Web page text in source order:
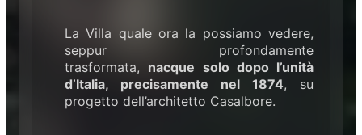
La Villa quale ora la possiamo vedere,
seppur profondamente
trasformata, nacque solo dopo l’unità
d’Italia, precisamente nel 1874, su
progetto dell’architetto Casalbore.